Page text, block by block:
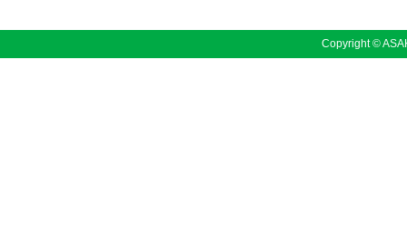
Copyright ©